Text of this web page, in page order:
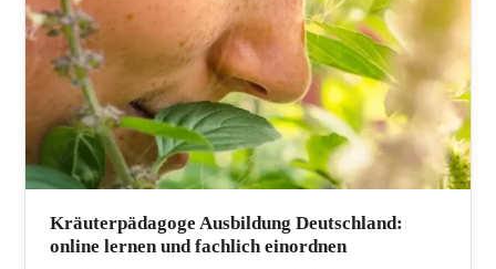
Kräuterpädagoge Ausbildung Deutschland:
online lernen und fachlich einordnen